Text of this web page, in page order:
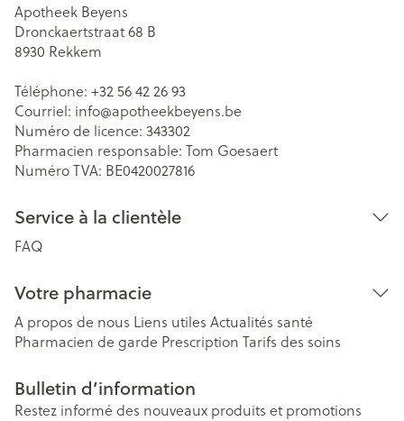
Apotheek Beyens
Dronckaertstraat 68 B
8930 Rekkem
Téléphone: +32 56 42 26 93
Courriel: info@apotheekbeyens.be
Numéro de licence: 343302
Pharmacien responsable: Tom Goesaert
Numéro TVA: BE0420027816
Service à la clientèle
FAQ
Votre pharmacie
A propos de nous Liens utiles Actualités santé
Pharmacien de garde Prescription Tarifs des soins
Bulletin d’information
Restez informé des nouveaux produits et promotions